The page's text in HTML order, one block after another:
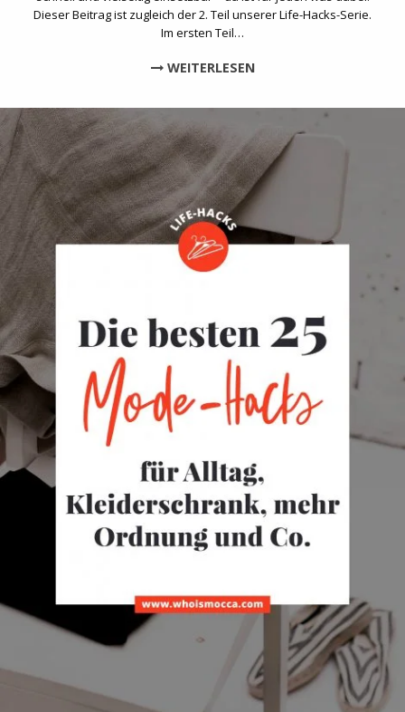
Dieser Beitrag ist zugleich der 2. Teil unserer Life-Hacks-Serie.
Im ersten Teil…
WEITERLESEN